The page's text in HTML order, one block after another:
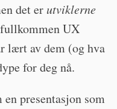
det er utviklerne
UX
lært av dem (og hva
for deg nå.
presentasjon som